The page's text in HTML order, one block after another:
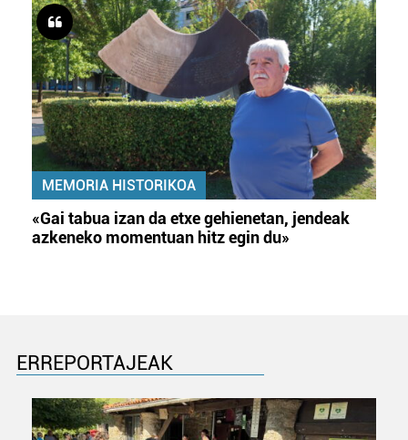
MEMORIA HISTORIKOA
«Gai tabua izan da etxe gehienetan, jendeak
azkeneko momentuan hitz egin du»
ERREPORTAJEAK